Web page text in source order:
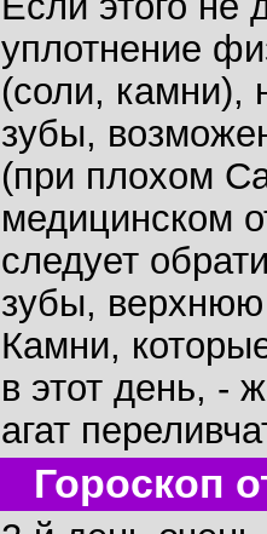
уплотнение
(соли, камни),
зубы,
(при плохом
медицинском
следует
зубы, верхнюю
Камни,
в этот день, -
агат
Гороскоп